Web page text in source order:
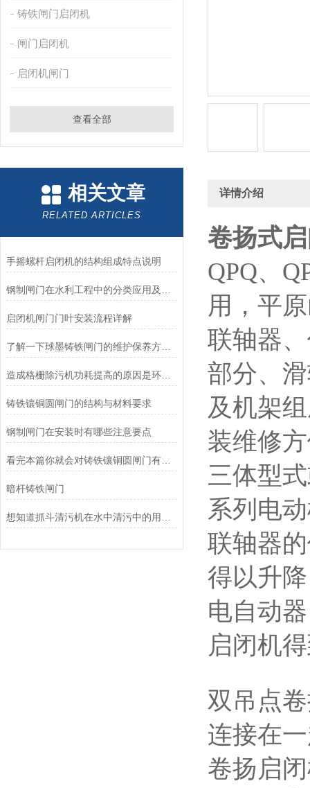
铸铁闸门启闭机
闸门启闭机
启闭机闸门
查看全部
相关文章
RELATED ARTICLES
手摇螺杆启闭机的结构组成特点说明
启闭机闸门门叶安装流程详解
了解一下球墨铸铁闸门的维护保养方法吧
造成格栅除污机功耗提高的原因是环环相扣的
铸铁镶铜圆闸门的结构与材料要求
钢制闸门在安装时有哪些注意要点
看完本篇你就会对铸铁镶铜圆闸门有更多了解
暗杆铸铁闸门
详情介绍
卷扬式
QPQ、
用，平
联轴器
部分、
及机架
装维修
三体型
系列电
联轴器
得以升
电自动
启闭机
双吊点
连接在
卷扬启